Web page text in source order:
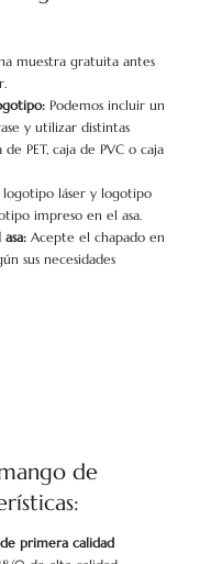
muestra gratuita antes
Podemos incluir un
y utilizar distintas
PET, caja de PVC o caja
logotipo láser y logotipo
impreso en el asa.
Acepte el chapado en
sus necesidades
de
primera calidad